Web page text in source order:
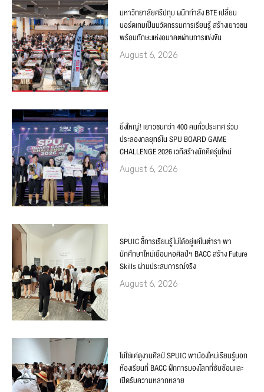
มหาวิทยาลัยศรีปทุม ผนึกกำลัง BTE เปลี่ยน
บอร์ดเกมเป็นนวัตกรรมการเรียนรู้ สร้างเยาวชน
พร้อมทักษะแห่งอนาคตผ่านการแข่งขัน
August 6, 2026
ยิ่งใหญ่! เยาวชนกว่า 400 คนทั่วประเทศ ร่วม
ประลองกลยุทธ์ใน SPU BOARD GAME
CHALLENGE 2026 เวทีสร้างนักคิดรุ่นใหม่
August 6, 2026
SPUIC ชี้การเรียนรู้ไม่ได้อยู่แค่ในตำรา พา
นักศึกษาใหม่เยือนหอศิลป์ฯ BACC สร้าง Future
Skills ผ่านประสบการณ์จริง
August 6, 2026
ไม่ใช่แค่ดูงานศิลป์ SPUIC พาน้องใหม่เรียนรู้นอก
ห้องเรียนที่ BACC ฝึกการมองโลกที่ซับซ้อนและ
เปิดรับความหลากหลาย